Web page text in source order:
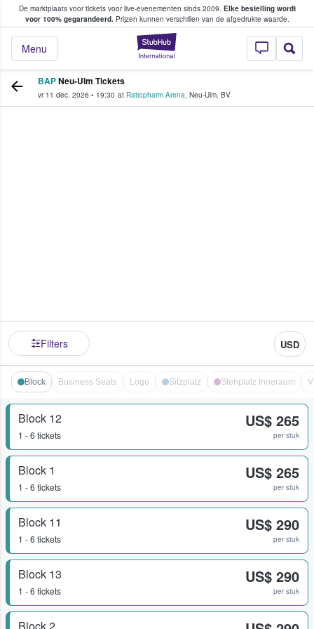
De marktplaats voor tickets voor live-evenementen sinds 2009. Elke bestelling wordt
voor 100% gegarandeerd.Prijzen kunnen verschillen van de afgedrukte waarde.
StubHub: waar
Menu
tickets kopen en verkopen
BAPNeu-Ulm Tickets
vr 11 dec. 2026 • 19:30 at Ratiopharm Arena, Neu-Ulm, BV
Filters USD
Block Business Seats Loge Sitzplatz Stehplatz Inneraum
Block 12
1 - 6 tickets
US$ 265
per stuk
Block 1
1 - 6 tickets
US$ 265
per stuk
Block 11
1 - 6 tickets
US$ 290
per stuk
Block 13
1 - 6 tickets
US$ 290
per stuk